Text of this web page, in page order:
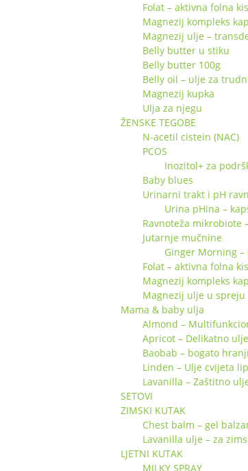
Folat – aktivna folna
Magnezij kompleks
Magnezij ulje –
Belly butter u stiku
Belly butter 100g
Belly oil – ulje za
Magnezij kupka
Ulja za njegu
ŽENSKE TEGOBE
N-acetil cistein (NAC)
PCOS
Inozitol+ za
Baby blues
Urinarni trakt i pH
Urina pHina –
Ravnoteža mikrobiote
Jutarnje mučnine
Ginger Morning
Folat – aktivna folna
Magnezij kompleks
Magnezij ulje u spreju
Mama & baby ulja
Almond –
Apricot – Delikatno
Baobab – bogato
Linden – Ulje cvijeta
Lavanilla – Zaštitno
SETOVI
ZIMSKI KUTAK
Chest balm – gel
Lavanilla ulje – za
LJETNI KUTAK
MILKY SPRAY